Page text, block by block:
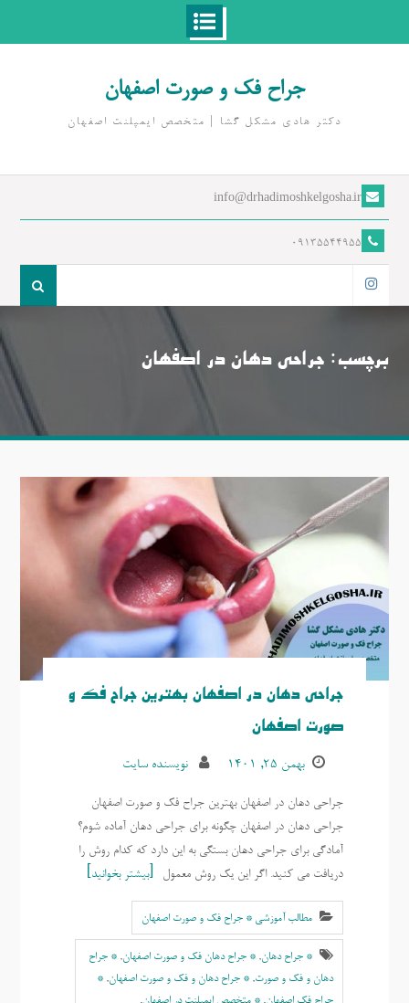
جراح فک و صورت اصفهان
دکتر هادی مشکل گشا | متخصص ايمپلنت اصفهان
info@drhadimoshkelgosha.ir
09135544955
برچسب: جراحی دهان در اصفهان
جراحی دهان در اصفهان بهترین جراح فک و
صورت اصفهان
بهمن ۲۵, ۱۴۰۱ نویسنده سایت
جراحی دهان در اصفهان بهترین جراح فک و صورت اصفهان
جراحی دهان در اصفهان چگونه برای جراحی دهان آماده شوم؟
آمادگی برای جراحی دهان بستگی به این دارد که کدام روش را
دریافت می کنید. اگر این یک روش معمول
بیشتر بخوانید
مطالب آموزشی * جراح فک و صورت اصفهان
* جراح دهان, * جراح دهان فک و صورت اصفهان, * جراح
دهان و فک و صورت, * جراح دهان و فک و صورت اصفهان,
*